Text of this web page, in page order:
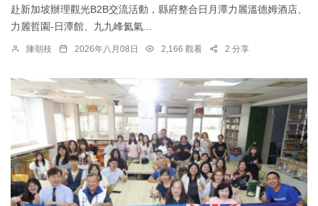
赴新加坡辦理觀光B2B交流活動，縣府整合日月潭力麗溫德姆酒店、
力麗哲園-日潭館、九九峰氦氣...
陳朝枝 2026年八月08日 2,166 觀看 2 分享